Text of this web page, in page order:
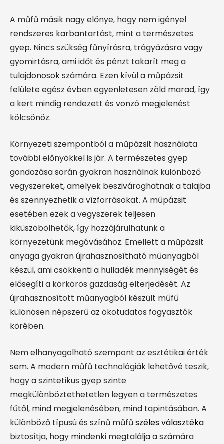
A műfű másik nagy előnye, hogy nem igényel
rendszeres karbantartást, mint a természetes
gyep. Nincs szükség fűnyírásra, trágyázásra vagy
gyomirtásra, ami időt és pénzt takarít meg a
tulajdonosok számára. Ezen kívül a műpázsit
felülete egész évben egyenletesen zöld marad, így
a kert mindig rendezett és vonzó megjelenést
kölcsönöz.
Környezeti szempontból a műpázsit használata
további előnyökkel is jár. A természetes gyep
gondozása során gyakran használnak különböző
vegyszereket, amelyek beszivároghatnak a talajba
és szennyezhetik a vízforrásokat. A műpázsit
esetében ezek a vegyszerek teljesen
kiküszöbölhetők, így hozzájárulhatunk a
környezetünk megóvásához. Emellett a műpázsit
anyaga gyakran újrahasznosítható műanyagból
készül, ami csökkenti a hulladék mennyiségét és
elősegíti a körkörös gazdaság elterjedését. Az
újrahasznosított műanyagból készült műfű
különösen népszerű az ökotudatos fogyasztók
körében.
Nem elhanyagolható szempont az esztétikai érték
sem. A modern műfű technológiák lehetővé teszik,
hogy a szintetikus gyep szinte
megkülönböztethetetlen legyen a természetes
fűtől, mind megjelenésében, mind tapintásában. A
különböző típusú és színű műfű széles választéka
biztosítja, hogy mindenki megtalálja a számára